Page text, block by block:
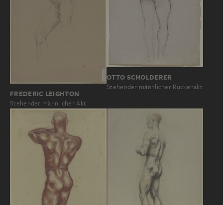
FREDERIC LEIGHTON
Stehender männlicher Akt
OTTO SCHOLDERER
Stehender männlicher Rückenakt